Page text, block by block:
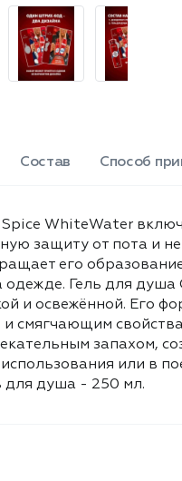
3в1
мытья
для
или в
делает
мл,
Состав Способ
WhiteWater
защиту от пота и
его
одежде. Гель для
и освежённой. Его
смягчающим
запахом,
или в
для душа - 250 мл.